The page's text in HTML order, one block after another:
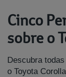
Cinco
sobre o
Descubra
o Toyota